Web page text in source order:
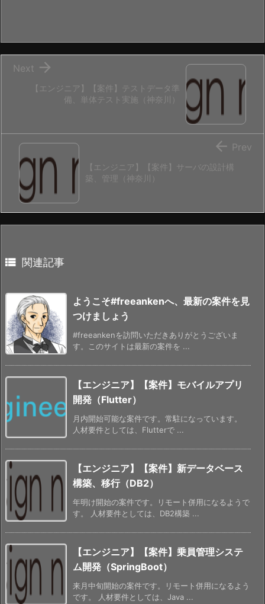
【エンジニア】【案件】テストデータ準
備、単体テスト実施（神奈川）

Next
【エンジニア】【案件】サーバの設計構
築、管理（神奈川）
 Prev
 関連記事
ようこそ#freeankenへ、最新の案件を見
つけましょう
#freeankenを訪問いただきありがとうございま
す。このサイトは最新の案件を ...
【エンジニア】【案件】モバイルアプリ
開発（Flutter）
月内開始可能な案件です。常駐になっています。
人材要件としては、Flutterで ...
【エンジニア】【案件】新データベース
構築、移行（DB2）
年明け開始の案件です。リモート併用になるようで
す。 人材要件としては、DB2構築 ...
【エンジニア】【案件】乗員管理システ
ム開発（SpringBoot）
来月中旬開始の案件です。リモート併用になるよう
です。 人材要件としては、Java ...